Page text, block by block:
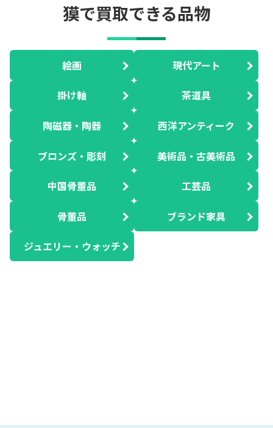
獏で買取できる品物
絵画 現代アート
掛け軸 茶道具
陶磁器・陶器 西洋アンティーク
ブロンズ・彫刻 美術品・古美術品
中国骨董品 工芸品
骨董品 ブランド家具
ジュエリー・ウォッチ